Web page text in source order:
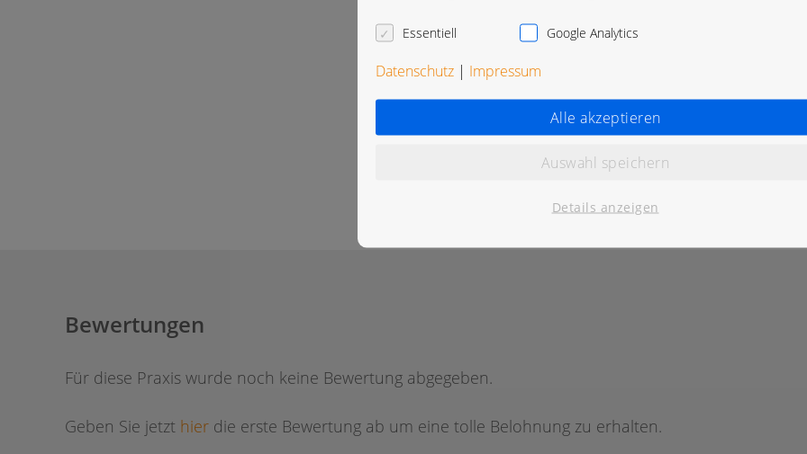
Bewertungen
Für diese Praxis wurde noch keine Bewertung abgegeben.
Geben Sie jetzt hier die erste Bewertung ab um eine tolle Belohnung zu erhalten.
Essentiell Google Analytics
Datenschutz | Impressum
Alle akzeptieren
Auswahl speichern
Details anzeigen